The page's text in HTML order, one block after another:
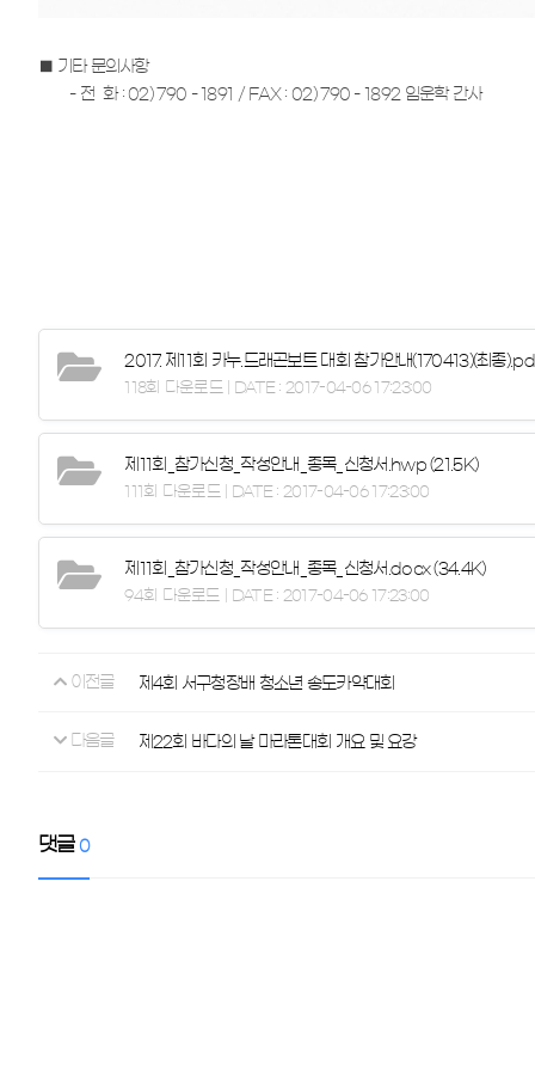
■ 기타 문의사항
- 전 화 : 02) 790 - 1891 / FAX : 02) 790 - 1892 임운학 간사
2017. 제11회 카누.드래곤보트 대회 참가안내(170413)(최종
118회 다운로드 | DATE : 2017-04-06 17:23:00
제11회_참가신청_작성안내_종목_신청서.hwp(21.5K)
111회 다운로드 | DATE : 2017-04-06 17:23:00
제11회_참가신청_작성안내_종목_신청서.docx(34.4K)
94회 다운로드 | DATE : 2017-04-06 17:23:00
이전글 제4회 서구청장배 청소년 송도카약대회
다음글 제22회 바다의 날 마라톤대회 개요 및 요강
댓글0